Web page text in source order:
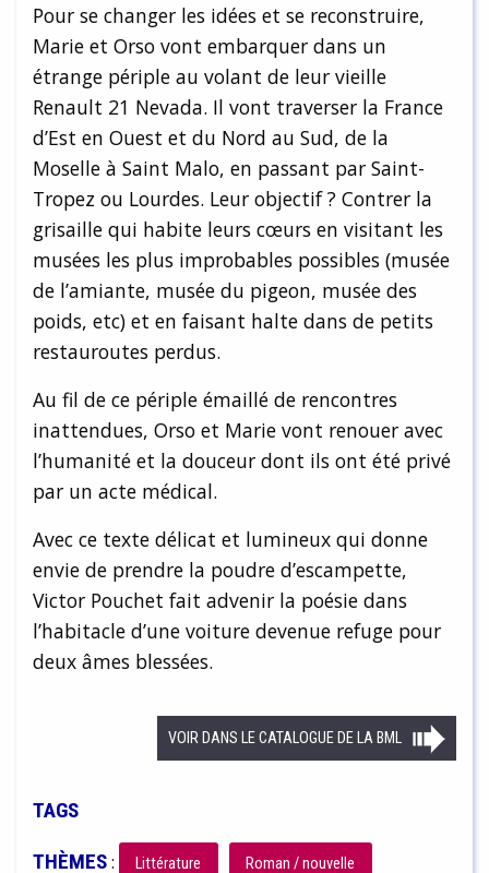
Pour se changer les idées et se reconstruire,
Marie et Orso vont embarquer dans un
étrange périple au volant de leur vieille
Renault 21 Nevada. Il vont traverser la France
d’Est en Ouest et du Nord au Sud, de la
Moselle à Saint Malo, en passant par Saint-
Tropez ou Lourdes. Leur objectif ? Contrer la
grisaille qui habite leurs cœurs en visitant les
musées les plus improbables possibles (musée
de l’amiante, musée du pigeon, musée des
poids, etc) et en faisant halte dans de petits
restauroutes perdus.
Au fil de ce périple émaillé de rencontres
inattendues, Orso et Marie vont renouer avec
l’humanité et la douceur dont ils ont été privé
par un acte médical.
Avec ce texte délicat et lumineux qui donne
envie de prendre la poudre d’escampette,
Victor Pouchet fait advenir la poésie dans
l’habitacle d’une voiture devenue refuge pour
deux âmes blessées.
VOIR DANS LE CATALOGUE DE LA BML
TAGS
THÈMES: Littérature Roman / nouvelle